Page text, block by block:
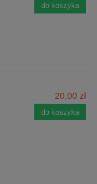
do koszyka
20,00 zł
do koszyka